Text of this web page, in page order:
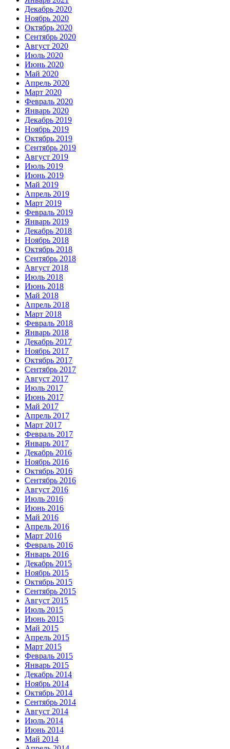
Декабрь 2020
Ноябрь 2020
Октябрь 2020
Сентябрь 2020
Август 2020
Июль 2020
Июнь 2020
Май 2020
Апрель 2020
Март 2020
Февраль 2020
Январь 2020
Декабрь 2019
Ноябрь 2019
Октябрь 2019
Сентябрь 2019
Август 2019
Июль 2019
Июнь 2019
Май 2019
Апрель 2019
Март 2019
Февраль 2019
Январь 2019
Декабрь 2018
Ноябрь 2018
Октябрь 2018
Сентябрь 2018
Август 2018
Июль 2018
Июнь 2018
Май 2018
Апрель 2018
Март 2018
Февраль 2018
Январь 2018
Декабрь 2017
Ноябрь 2017
Октябрь 2017
Сентябрь 2017
Август 2017
Июль 2017
Июнь 2017
Май 2017
Апрель 2017
Март 2017
Февраль 2017
Январь 2017
Декабрь 2016
Ноябрь 2016
Октябрь 2016
Сентябрь 2016
Август 2016
Июль 2016
Июнь 2016
Май 2016
Апрель 2016
Март 2016
Февраль 2016
Январь 2016
Декабрь 2015
Ноябрь 2015
Октябрь 2015
Сентябрь 2015
Август 2015
Июль 2015
Июнь 2015
Май 2015
Апрель 2015
Март 2015
Февраль 2015
Январь 2015
Декабрь 2014
Ноябрь 2014
Октябрь 2014
Сентябрь 2014
Август 2014
Июль 2014
Июнь 2014
Май 2014